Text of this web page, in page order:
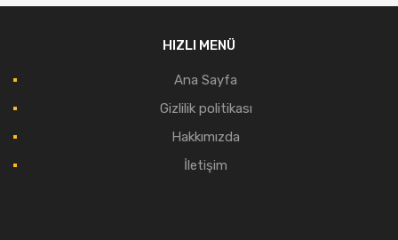
HIZLI MENÜ
Ana Sayfa
Gizlilik politikası
Hakkımızda
İletişim